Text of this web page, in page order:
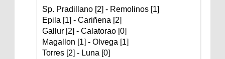
Sp. Pradillano [2] - Remolinos [1]
Epila [1] - Cariñena [2]
Gallur [2] - Calatorao [0]
Magallon [1] - Olvega [1]
Torres [2] - Luna [0]